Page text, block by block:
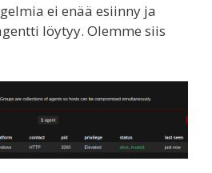
ei enää esiinny ja
löytyy. Olemme siis